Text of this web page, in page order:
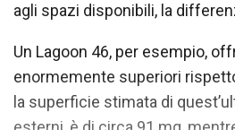
agli spazi disponibili, la
Un Lagoon 46, per esempio,
enormemente superiori
la superficie stimata di